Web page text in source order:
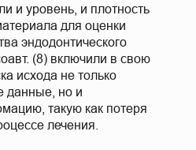
и уровень, и плотность
для оценки
эндодонтического
(8) включили в свою
исхода не только
данные, но и
такую как потеря
лечения.